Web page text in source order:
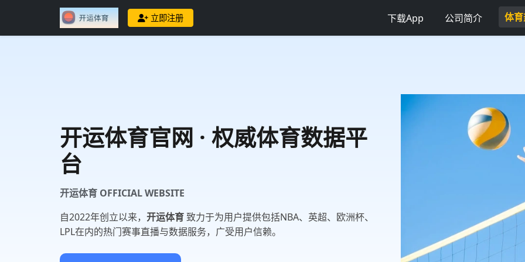
立即注册 下载App 公司简介 体
开运体育官网 · 权威体育数据平
台
开运体育 OFFICIAL WEBSITE
自2022年创立以来， 开运体育致力于为用户提供包括NBA、英超、欧洲杯、
LPL在内的热门赛事直播与数据服务，广受用户信赖。